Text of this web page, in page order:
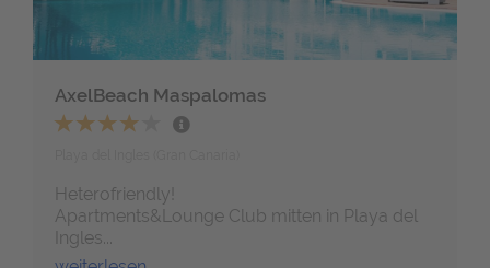
AxelBeach Maspalomas
Heterofriendly!
Apartments&Lounge Club mitten in Playa del
Ingles...